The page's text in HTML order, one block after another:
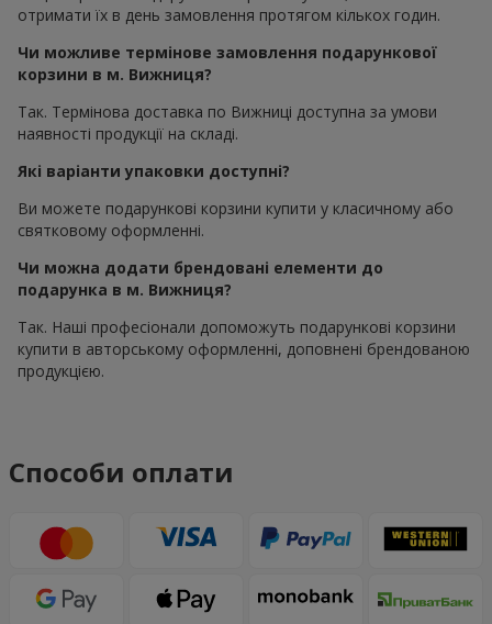
отримати їх в день замовлення протягом кількох годин.
Чи можливе термінове замовлення подарункової
корзини в м. Вижниця?
Так. Термінова доставка по Вижниці доступна за умови
наявності продукції на складі.
Які варіанти упаковки доступні?
Ви можете подарункові корзини купити у класичному або
святковому оформленні.
Чи можна додати брендовані елементи до
подарунка в м. Вижниця?
Так. Наші професіонали допоможуть подарункові корзини
купити в авторському оформленні, доповнені брендованою
продукцією.
Способи оплати